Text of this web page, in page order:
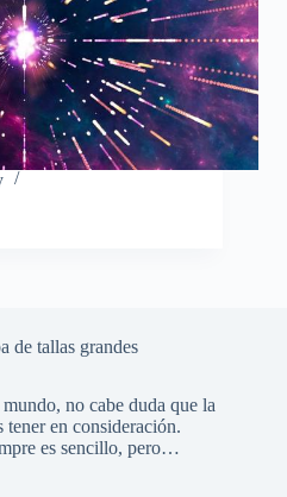
de tallas grandes
no cabe duda que la
tener en consideración.
es sencillo, pero…